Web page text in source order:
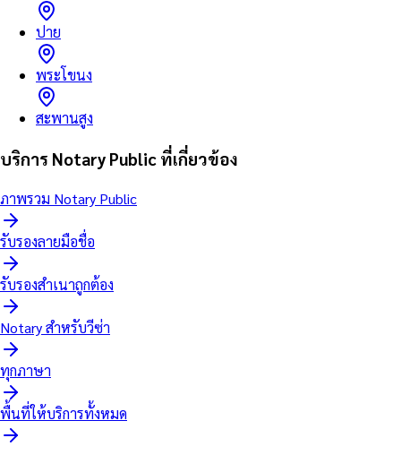
ปาย
พระโขนง
สะพานสูง
บริการ Notary Public ที่เกี่ยวข้อง
ภาพรวม Notary Public
รับรองลายมือชื่อ
รับรองสำเนาถูกต้อง
Notary สำหรับวีซ่า
ทุกภาษา
พื้นที่ให้บริการทั้งหมด